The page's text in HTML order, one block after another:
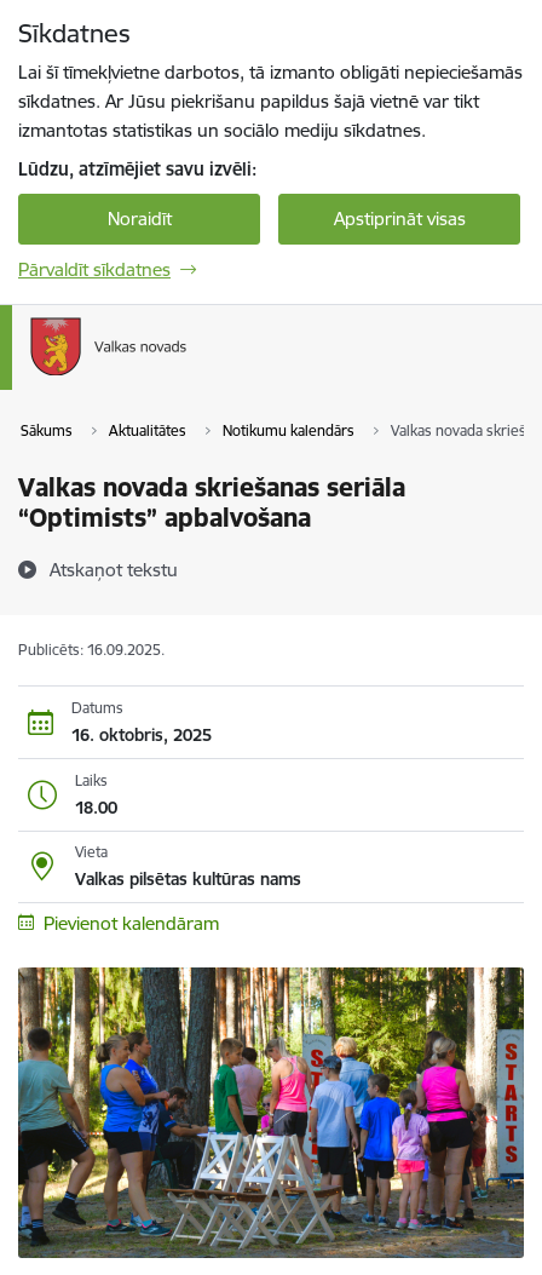
Sīkdatnes
Lai šī tīmekļvietne darbotos, tā izmanto obligāti nepieciešamās
sīkdatnes. Ar Jūsu piekrišanu papildus šajā vietnē var tikt
izmantotas statistikas un sociālo mediju sīkdatnes.
Lūdzu, atzīmējiet savu izvēli:
Noraidīt Apstiprināt visas
Pārvaldīt sīkdatnes
Sākums Aktualitātes Notikumu kalendārs Valkas novada
Valkas novada skriešanas seriāla
“Optimists” apbalvošana
Atskaņot tekstu
Publicēts: 16.09.2025.
Datums
16. oktobris, 2025
Laiks
18.00
Vieta
Valkas pilsētas kultūras nams
Pievienot kalendāram